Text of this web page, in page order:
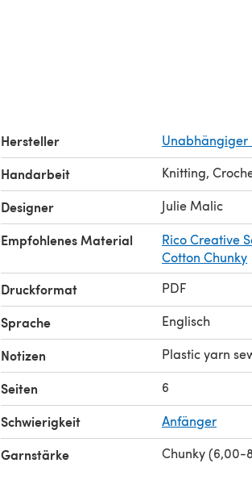
Hersteller Unabhängiger
Handarbeit Knitting,
Designer Julie Malic
Empfohlenes Material
Rico Creative
Cotton Chunky
Druckformat PDF
Sprache Englisch
Notizen Plastic yarn
Seiten 6
Schwierigkeit Anfänger
Garnstärke Chunky (6,00-